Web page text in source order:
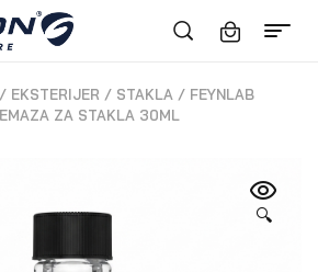
/ EKSTERIJER / STAKLA / FEYNLAB
ZA STAKLA 30ML
🔍